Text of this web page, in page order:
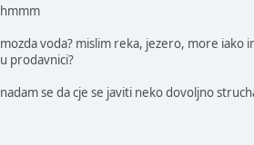
hmmm
mozda voda? mislim reka, jezero, more
u prodavnici?
nadam se da cje se javiti neko dovoljno